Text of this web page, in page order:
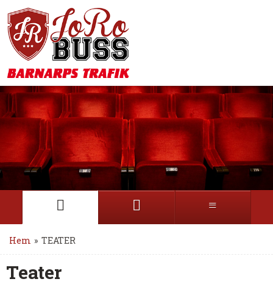
Hem » TEATER
Teater